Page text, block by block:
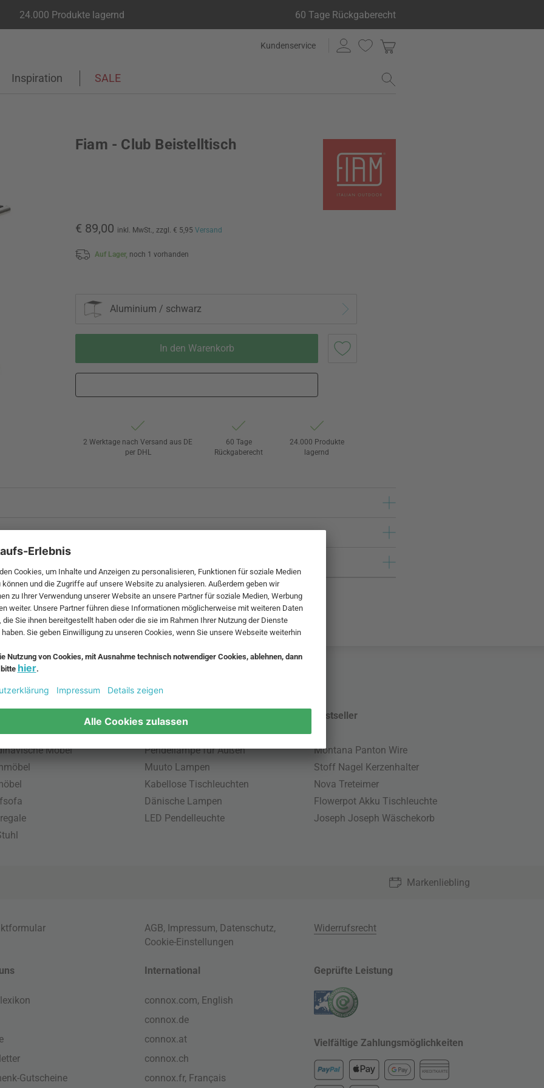
24.000 Produkte lagernd 60 Tage Rückgaberecht
Kundenservice
Inspiration SALE
Fiam - Club Beistelltisch
€ 89,00 inkl. MwSt., zzgl. € 5,95 Versand
Auf Lager, noch 1 vorhanden
Aluminium / schwarz
In den Warenkorb
2 Werktage nach Versand aus DE
per DHL
60 Tage
Rückgaberecht
24.000 Produkte
lagernd
und zzgl.
Möbel
Beliebte Leuchten
Pendellampe für Außen
Muuto Lampen
Kabellose Tischleuchten
Dänische Lampen
LED Pendelleuchte
Bestseller
Montana Panton Wire
Stoff Nagel Kerzenhalter
Nova Treteimer
Flowerpot Akku Tischleuchte
Joseph Joseph Wäschekorb
Markenliebling
AGB, Impressum, Datenschutz,
Cookie-Einstellungen
Widerrufsrecht
Gutscheine
International
connox.com, English
connox.de
connox.at
connox.ch
connox.fr, Français
Geprüfte Leistung
Vielfältige Zahlungsmöglichkeiten
KREDITKARTE